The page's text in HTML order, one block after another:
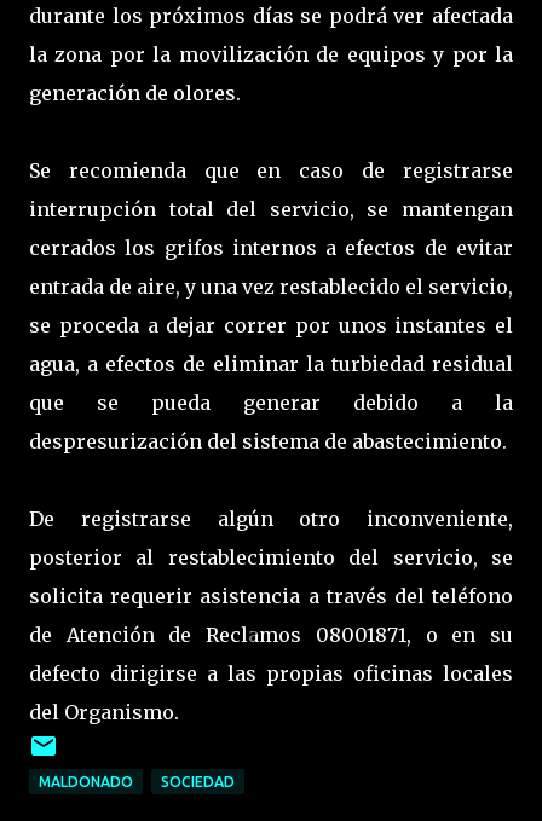
durante los próximos días se podrá ver afectada
la zona por la movilización de equipos y por la
generación de olores.
Se recomienda que en caso de registrarse
interrupción total del servicio, se mantengan
cerrados los grifos internos a efectos de evitar
entrada de aire, y una vez restablecido el servicio,
se proceda a dejar correr por unos instantes el
agua, a efectos de eliminar la turbiedad residual
que se pueda generar debido a la
despresurización del sistema de abastecimiento.
De registrarse algún otro inconveniente,
posterior al restablecimiento del servicio, se
solicita requerir asistencia a través del teléfono
de Atención de Reclamos 08001871, o en su
defecto dirigirse a las propias oficinas locales
del Organismo.
MALDONADO SOCIEDAD